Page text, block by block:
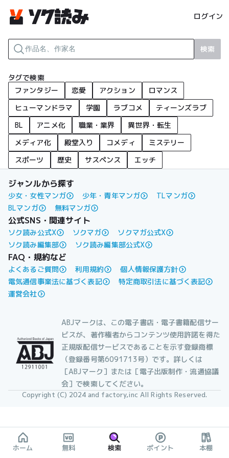
ログイン
検索
タグで検索
ファンタジー
恋愛 アクション
ロマンス
ヒューマンドラマ
学園 ラブコメ
ティーンズラブ
BL
アニメ化 職業・業界
異世界・転生
メディア化
殿堂入り コメディ
ミステリー
スポーツ
歴史 サスペンス エッチ
ジャンルから探す
少女・女性マンガ 少年・青年マンガ
TLマンガ
BLマンガ
無料マンガ
公式SNS・関連サイト
ソク読み公式X ソクマガ
ソクマガ公式X
ソク読み編集部
ソク読み編集部公式X
FAQ・規約など
よくあるご質問 利用規約
個人情報保護方針
電気通信事業法に基づく表記
特定商取引法に基づく表記
運営会社
ABJマークは、この電子書店・電子書籍配信サー
ビスが、著作権者からコンテンツ使用許諾を得た
正規版配信サービスであることを示す登録商標
（登録番号第6091713号）です。詳しくは
［ABJマーク］または［電子出版制作・流通協議
会］で検索してください。
Copyright (C) 2024 and factory,inc All Rights Reserved.
ホーム 無料 検索 ポイント 本棚